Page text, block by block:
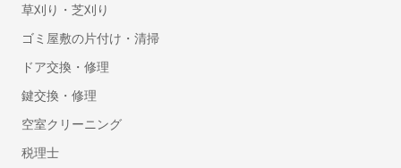
鍵交換・修理
鍵開け・鍵屋
盗聴器・盗撮器の調査・発見
行政書士
車庫証明に強い行政書士
遺産相続手続き代行に強い行政書士
草刈り・芝刈り
ゴミ屋敷の片付け・清掃
ドア交換・修理
鍵交換・修理
空室クリーニング
税理士